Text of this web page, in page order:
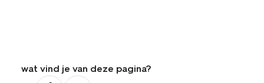
wat vind je van deze pagina?